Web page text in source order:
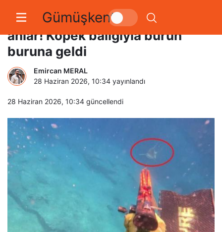
Gümüşkent
Denizin altında nefes kesen
anlar! Köpek balığıyla burun
buruna geldi
Emircan MERAL
28 Haziran 2026, 10:34 yayınlandı
28 Haziran 2026, 10:34 güncellendi